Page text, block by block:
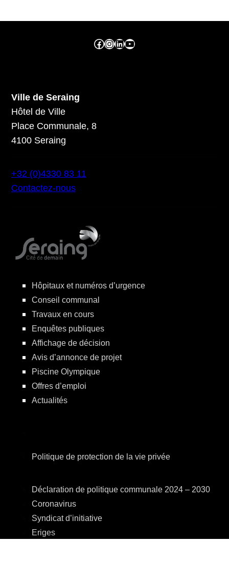
Facebook ville de seraing Instragram ville de seraing linkedin – ville de seraing YouTube
Ville de Seraing
Hôtel de Ville
Place Communale, 8
4100 Seraing
+32 (0)4330 83 11
Contactez-nous
Hôpitaux et numéros d’urgence
Conseil communal
Travaux en cours
Enquêtes publiques
Affichage de décision
Avis d’annonce de projet
Piscine Olympique
Offres d’emploi
Actualités
Politique de protection de la vie privée
Déclaration de politique communale 2024 – 2030
Coronavirus
Syndicat d’initiative
Eriges